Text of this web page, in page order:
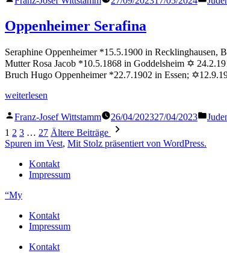
Oppenheimer Serafina
Seraphine Oppenheimer *15.5.1900 in
Mutter Rosa Jacob *10.5.1868 in Goddelsheim ✡
Bruch Hugo Oppenheimer *22.7.1902 in Essen;
„Oppenheimer
weiterlesen
Veröffentlicht
Franz-Josef Wittstamm 26/04/202327/04/2023
Seitennummerierung
der
Beiträge
1 2 3 … 27 Ältere Beiträge
Spuren im Vest, Mit Stolz präsentiert von WordPress.
Kontakt
Impressum
“My
Kontakt
Impressum
Kontakt